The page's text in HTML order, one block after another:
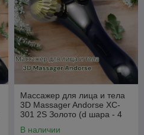
Массажер для лица и тела
3D Massager Andorse XC-
301 2S Золото (d шара - 4
В наличии